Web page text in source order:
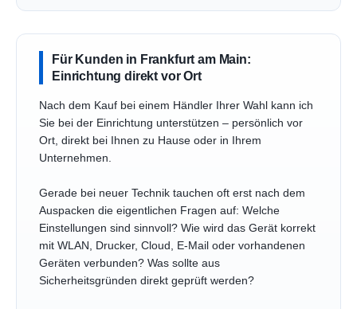
Für Kunden in Frankfurt am Main:
Einrichtung direkt vor Ort
Nach dem Kauf bei einem Händler Ihrer Wahl kann ich
Sie bei der Einrichtung unterstützen – persönlich vor
Ort, direkt bei Ihnen zu Hause oder in Ihrem
Unternehmen.
Gerade bei neuer Technik tauchen oft erst nach dem
Auspacken die eigentlichen Fragen auf: Welche
Einstellungen sind sinnvoll? Wie wird das Gerät korrekt
mit WLAN, Drucker, Cloud, E-Mail oder vorhandenen
Geräten verbunden? Was sollte aus
Sicherheitsgründen direkt geprüft werden?